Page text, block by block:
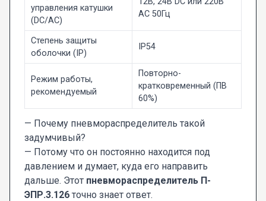
управления катушки
(DC/AC)
AC 50Гц
Степень защиты
оболочки (IP)
IP54
Режим работы,
рекомендуемый
Повторно-
кратковременный (ПВ
60%)
— Почему пневмораспределитель такой
задумчивый?
— Потому что он постоянно находится под
давлением и думает, куда его направить
дальше. Этот пневмораспределитель П-
ЭПР.3.126 точно знает ответ.